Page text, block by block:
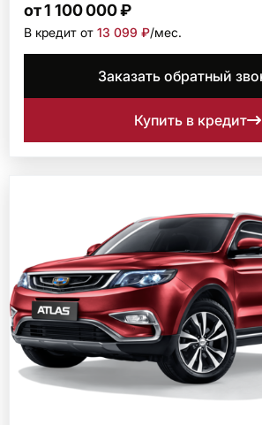
от 1 100 000 ₽
В кредит от 13 099 ₽/мec.
Заказать обратный
Купить в кредит